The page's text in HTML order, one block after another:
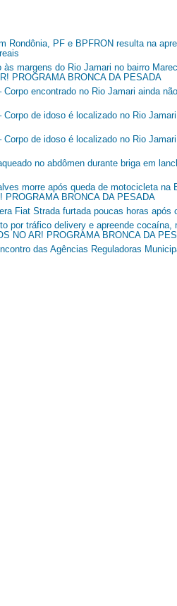
Rondônia, PF e BPFRON resulta na
margens do Rio Jamari no bairro
PROGRAMA BRONCA DA PESADA
encontrado no Rio Jamari ainda
de idoso é localizado no Rio
de idoso é localizado no Rio
no abdômen durante briga em
morre após queda de motocicleta na
PROGRAMA BRONCA DA PESADA
Fiat Strada furtada poucas horas após
por tráfico delivery e apreende cocaína,
NO AR! PROGRAMA BRONCA DA
das Agências Reguladoras